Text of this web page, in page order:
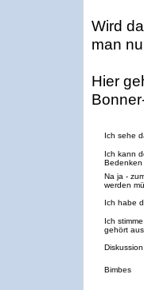
Wird
man
Hier
Ich sehe
Ich kann
Bedenken
Na ja -
werden
Ich habe
Ich
gehört
Diskussion
Bimbes